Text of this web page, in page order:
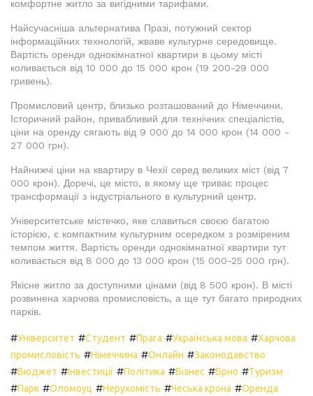
комфортне житло за вигідними тарифами.
Найсучасніша альтернатива Празі, потужний сектор
інформаційних технологій, жваве культурне середовище.
Вартість оренди однокімнатної квартири в цьому місті
коливається від 10 000 до 15 000 крон (19 200-29 000
гривень).
Промисловий центр, близько розташований до Німеччини.
Історичний район, привабливий для технічних спеціалістів,
ціни на оренду сягають від 9 000 до 14 000 крон (14 000 -
27 000 грн).
Найнижчі ціни на квартиру в Чехії серед великих міст (від 7
000 крон). Доречі, це місто, в якому ще триває процес
трансформації з індустріального в культурний центр.
Університетське містечко, яке славиться своєю багатою
історією, є компактним культурним осередком з розміреним
темпом життя. Вартість оренди однокімнатної квартири тут
коливається від 8 000 до 13 000 крон (15 000-25 000 грн).
Якісне житло за доступними цінами (від 8 500 крон). В місті
розвинена харчова промисловість, а ще тут багато природних
парків.
#Університет #Студент #Прага #Українська мова #Харчова
промисловість #Німеччина #Онлайн #Законодавство
#Бюджет #Інвестиції #Політика #Бізнес #Брно #Туризм
#Парк #Оломоуц #Нерухомість #Чеська крона #Оренда